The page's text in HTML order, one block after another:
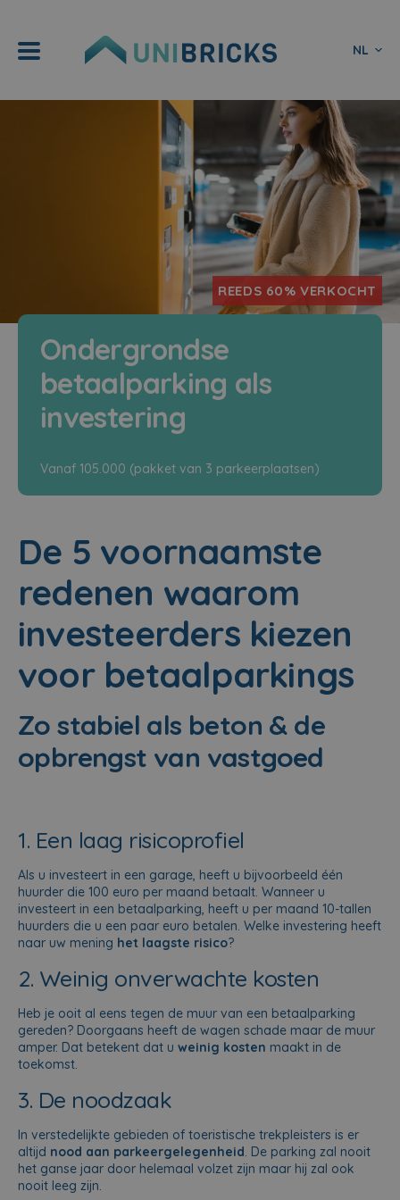
NL
REEDS 60% VERKOCHT
Ondergrondse
betaalparking als
investering
Vanaf 105.000 (pakket van 3 parkeerplaatsen)
De 5 voornaamste
redenen waarom
investeerders kiezen
voor betaalparkings
Zo stabiel als beton & de
opbrengst van vastgoed
1. Een laag risicoprofiel
Als u investeert in een garage, heeft u bijvoorbeeld één
huurder die 100 euro per maand betaalt. Wanneer u
investeert in een betaalparking, heeft u per maand 10-tallen
huurders die u een paar euro betalen. Welke investering heeft
naar uw mening het laagste risico?
2. Weinig onverwachte kosten
Heb je ooit al eens tegen de muur van een betaalparking
gereden? Doorgaans heeft de wagen schade maar de muur
amper. Dat betekent dat u weinig kosten maakt in de
toekomst.
3. De noodzaak
In verstedelijkte gebieden of toeristische trekpleisters is er
altijd nood aan parkeergelegenheid. De parking zal nooit
het ganse jaar door helemaal volzet zijn maar hij zal ook
nooit leeg zijn.